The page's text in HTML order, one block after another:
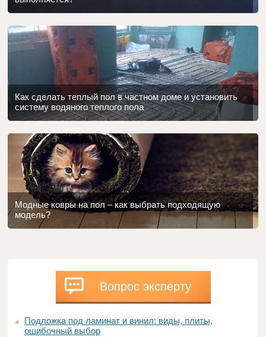
Как сделать теплый пол в частном доме и установить
систему водяного теплого пола
Модные ковры на пол – как выбрать подходящую
модель?
Вопрос эксперту
Подложка под ламинат и винил: виды, плиты,
ошибочный выбор